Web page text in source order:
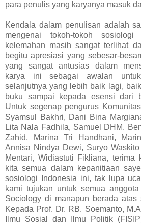
para penulis yang karyanya masuk
Kendala dalam penulisan adalah
mengenai tokoh-tokoh sosiologi
kelemahan masih sangat terlihat
begitu apresiasi yang sebesar-
yang sangat antusias dalam
karya ini sebagai awalan
selanjutnya yang lebih baik lagi,
buku sampai kepada esensi dari
Untuk segenap pengurus
Syamsul Bakhri, Dani Bina
Lita Nala Fadhila, Samuel DHM.
Zahid, Marina Tri Handhani,
Annisa Nindya Dewi, Suryo
Mentari, Widiastuti Fikliana, terima
kita semua dalam kepanitiaan
sosiologi Indonesia ini, tak lupa
kami tujukan untuk semua
Sociology di manapun berada atas
Kepada Prof. Dr. RB. Soemanto,
Ilmu Sosial dan Ilmu Politik